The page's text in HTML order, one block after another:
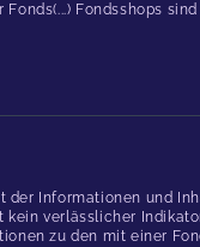
Fondsshops
Informationen und
kein verlässlicher
zu den mit einer